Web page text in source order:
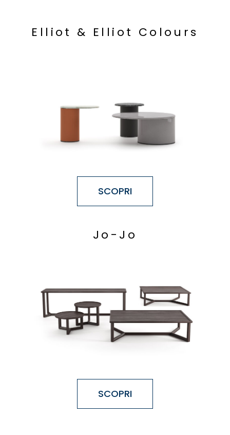
E l l iot & E l l i ot Co l o u rs
SCOPRI
J o - J o
SCOPRI